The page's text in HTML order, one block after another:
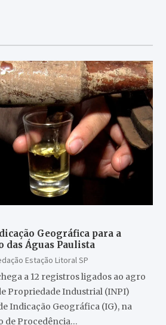
Geográfica para a
das Águas Paulista
Estação Litoral SP
a 12 registros ligados ao agro
Propriedade Industrial (INPI)
Indicação Geográfica (IG), na
de Procedência…